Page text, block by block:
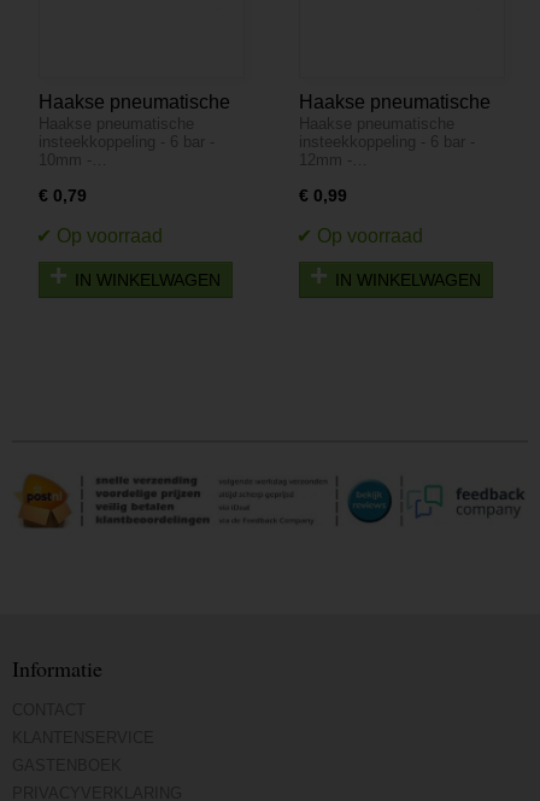
Haakse pneumatische
insteekkoppeling - 6 bar
- 10mm - Kunststof
Haakse pneumatische
insteekkoppeling - 6 bar -
10mm -…
€ 0,79
IN WINKELWAGEN
Haakse pneumatische
insteekkoppeling - 6 bar
- 12mm - Kunststof
Haakse pneumatische
insteekkoppeling - 6 bar -
12mm -…
€ 0,99
IN WINKELWAGEN
Informatie